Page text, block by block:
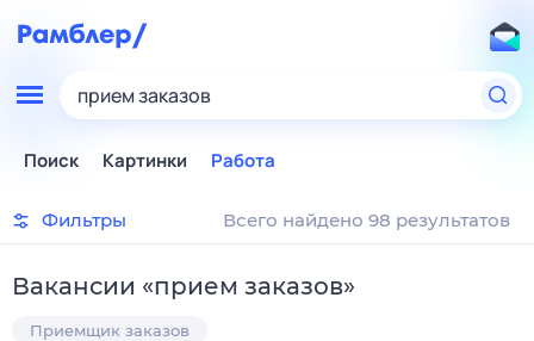
прием заказов
Поиск Картинки Работа
Фильтры Всего найдено 98 результатов
Вакансии «прием заказов»
Приемщик заказов